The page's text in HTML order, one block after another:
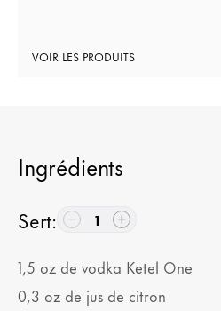
VOIR LES PRODUITS
Ingrédients
Sert: 1
1,5 oz de vodka Ketel One
0,3 oz de jus de citron